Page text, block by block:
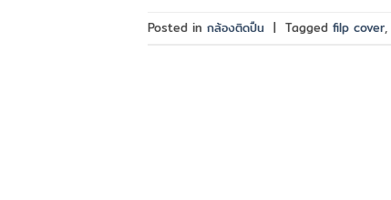
Posted in กล้องติดปืน | Tagged filp cover,